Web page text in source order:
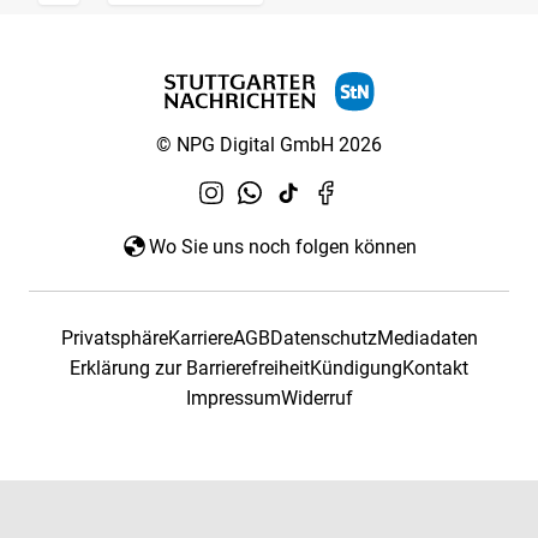
© NPG Digital GmbH 2026
Wo Sie uns noch folgen können
PrivatsphäreKarriereAGBDatenschutzMediadaten
Erklärung zur BarrierefreiheitKündigungKontakt
ImpressumWiderruf